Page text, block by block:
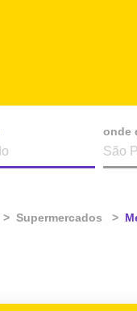
onde
Supermercados